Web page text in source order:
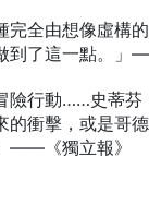
完全由想像虛構
到了這一點。
險行動……史蒂
衝擊，或是哥
——《獨立報》